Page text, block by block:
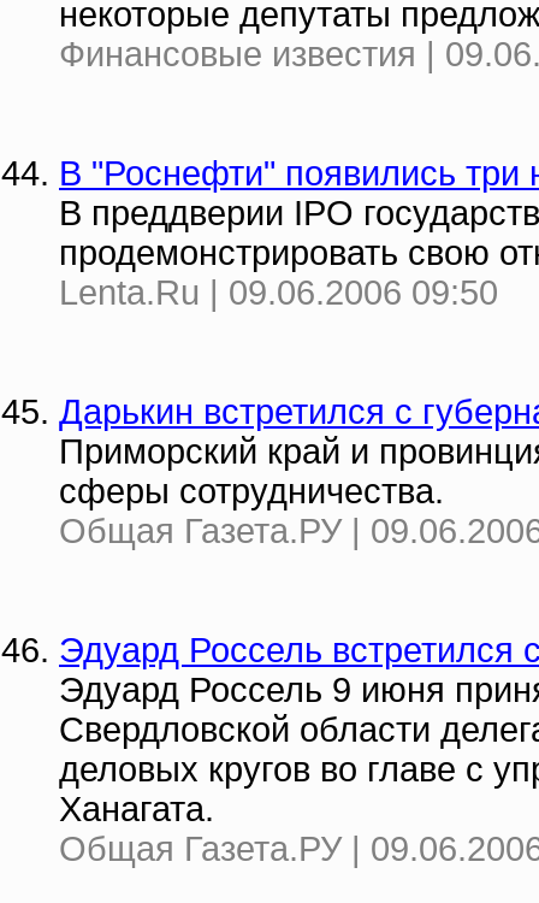
некоторые депутаты
Финансовые известия |
В "Роснефти" появились три
В преддверии IPO
продемонстрировать свою
Lenta.Ru | 09.06.2006 09:50
Дарькин встретился с
Приморский край и
сферы сотрудничества.
Общая Газета.РУ |
Эдуард Россель встретился
Эдуард Россель 9 июня
Свердловской области
деловых кругов во главе с
Ханагата.
Общая Газета.РУ |